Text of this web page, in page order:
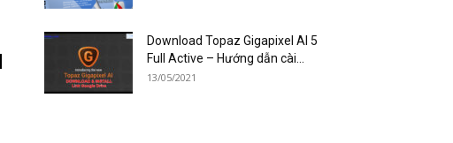
Download Topaz Gigapixel AI 5
Full Active – Hướng dẫn cài...
13/05/2021